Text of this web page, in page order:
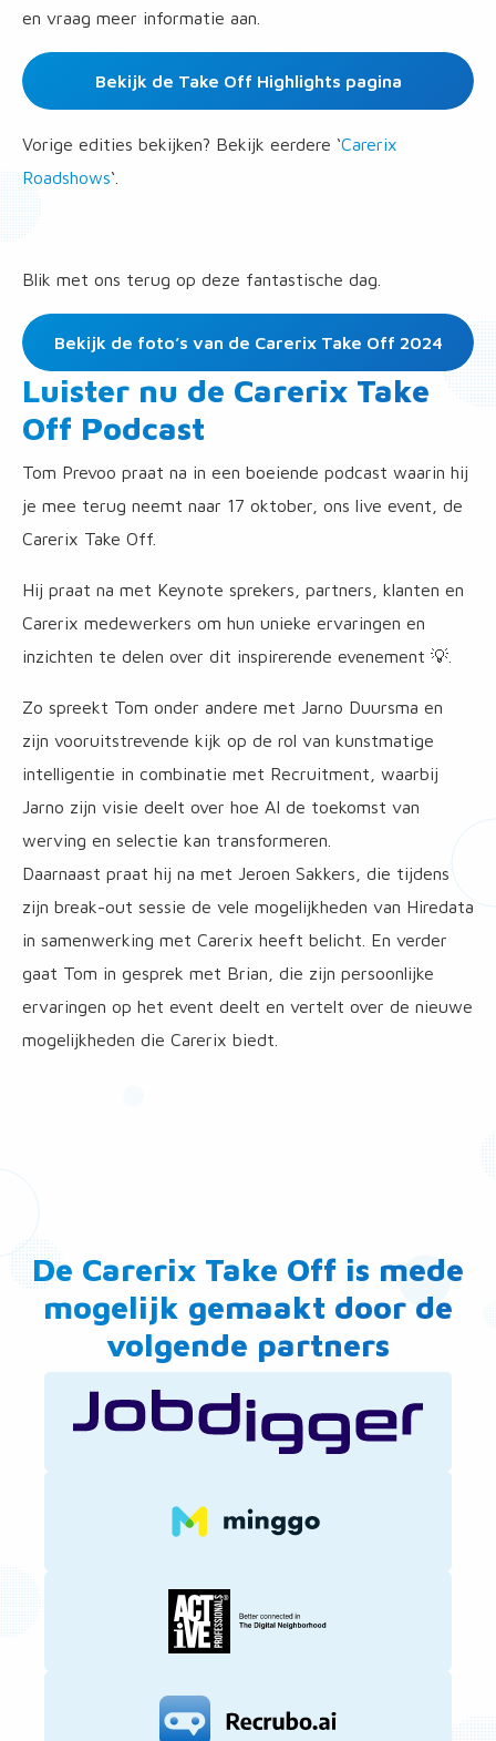
en vraag meer informatie aan.
Bekijk de Take Off Highlights pagina
Vorige edities bekijken? Bekijk eerdere ‘Carerix
Roadshows‘.
Blik met ons terug op deze fantastische dag.
Bekijk de foto’s van de Carerix Take Off 2024
Luister nu de Carerix Take
Off Podcast
Tom Prevoo praat na in een boeiende podcast waarin hij
je mee terug neemt naar 17 oktober, ons live event, de
Carerix Take Off.
Hij praat na met Keynote sprekers, partners, klanten en
Carerix medewerkers om hun unieke ervaringen en
inzichten te delen over dit inspirerende evenement 💡.
Zo spreekt Tom onder andere met Jarno Duursma en
zijn vooruitstrevende kijk op de rol van kunstmatige
intelligentie in combinatie met Recruitment, waarbij
Jarno zijn visie deelt over hoe AI de toekomst van
werving en selectie kan transformeren.
Daarnaast praat hij na met Jeroen Sakkers, die tijdens
zijn break-out sessie de vele mogelijkheden van Hiredata
in samenwerking met Carerix heeft belicht. En verder
gaat Tom in gesprek met Brian, die zijn persoonlijke
ervaringen op het event deelt en vertelt over de nieuwe
mogelijkheden die Carerix biedt.
De Carerix Take Off is mede
mogelijk gemaakt door de
volgende partners
single